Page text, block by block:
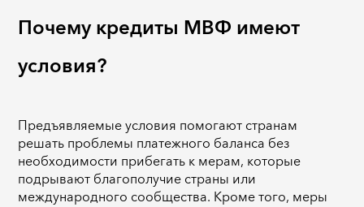
Почему кредиты МВФ имеют
условия?
Предъявляемые условия помогают странам
решать проблемы платежного баланса без
необходимости прибегать к мерам, которые
подрывают благополучие страны или
международного сообщества. Кроме того, меры